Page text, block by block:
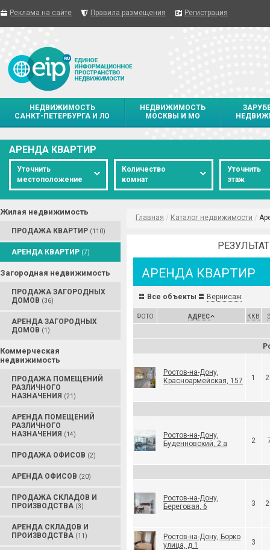
Реклама на сайте Правила размещения Регистрация
НЕДВИЖИМОСТЬ
САНКТ-ПЕТЕРБУРГА И ЛО
НЕДВИЖИМОСТЬ
МОСКВЫ И МО
АРЕНДА КВАРТИР
Уточнить
местоположение
Количество
комнат
Уточнить
этаж
Жилая недвижимость
ПРОДАЖА КВАРТИР (110)
АРЕНДА КВАРТИР (7)
Загородная недвижимость
ПРОДАЖА ЗАГОРОДНЫХ
ДОМОВ (36)
АРЕНДА ЗАГОРОДНЫХ
ДОМОВ (1)
Коммерческая
недвижимость
ПРОДАЖА ПОМЕЩЕНИЙ
РАЗЛИЧНОГО
НАЗНАЧЕНИЯ (21)
АРЕНДА ПОМЕЩЕНИЙ
РАЗЛИЧНОГО
НАЗНАЧЕНИЯ (14)
ПРОДАЖА ОФИСОВ (2)
АРЕНДА ОФИСОВ (20)
ПРОДАЖА СКЛАДОВ И
ПРОИЗВОДСТВА (3)
АРЕНДА СКЛАДОВ И
ПРОИЗВОДСТВА (11)
Главная / Каталог недвижимости /
АРЕНДА КВАРТИР
Все объекты Вернисаж
ФОТО АДРЕС ККВ
Ростов-на-Дону,
Красноармейская, 157
1
Ростов-на-Дону,
Буденновский, 2 а
2
Ростов-на-Дону,
Береговая, 6
3
Ростов-на-Дону, Борко
улица, д.1
3